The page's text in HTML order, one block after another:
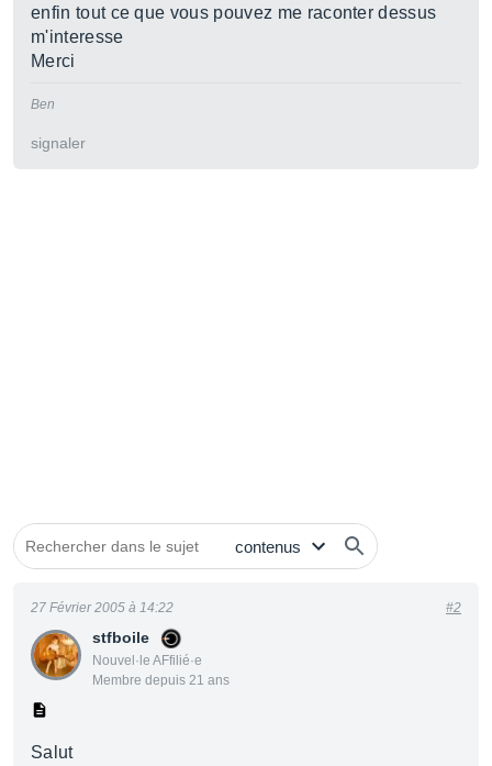
enfin tout ce que vous pouvez me raconter dessus
m'interesse
Merci
Ben
signaler
stfboile
Nouvel·le AFfilié·e
Membre depuis 21 ans
27 Février 2005 à 14:22 #2
Salut